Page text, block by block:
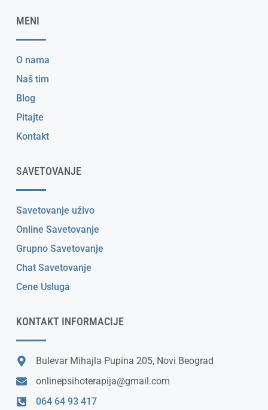
MENI
O nama
Naš tim
Blog
Pitajte
Kontakt
SAVETOVANJE
Savetovanje uživo
Online Savetovanje
Grupno Savetovanje
Chat Savetovanje
Cene Usluga
KONTAKT INFORMACIJE
Bulevar Mihajla Pupina 205, Novi Beograd
onlinepsihoterapija@gmail.com
064 64 93 417